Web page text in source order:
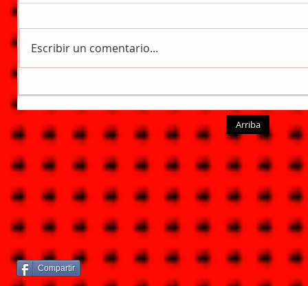
Escribir un comentario...
Arriba
Compartir